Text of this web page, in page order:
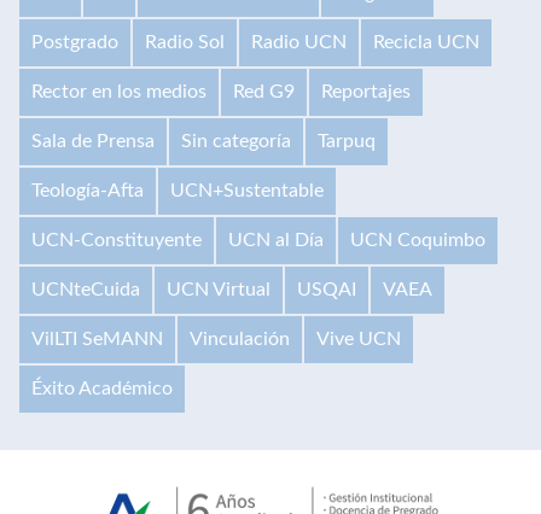
Postgrado Radio Sol Radio UCN Recicla UCN
Rector en los medios Red G9 Reportajes
Sala de Prensa Sin categoría Tarpuq
Teología-Afta UCN+Sustentable
UCN-Constituyente UCN al Día UCN Coquimbo
UCNteCuida UCN Virtual USQAI VAEA
VilLTI SeMANN Vinculación Vive UCN
Éxito Académico